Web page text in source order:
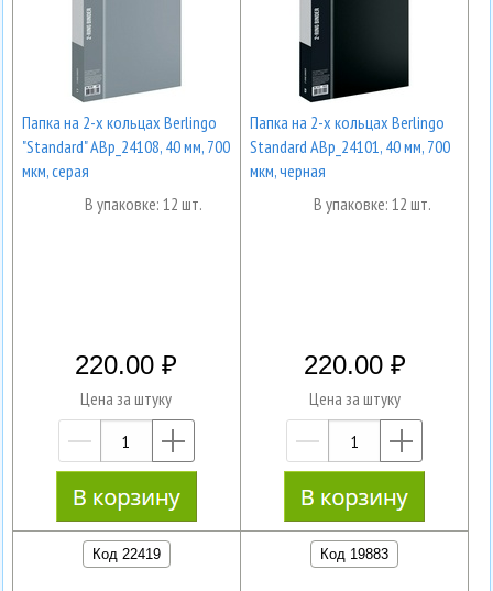
Папка на 2-х кольцах Berlingo
"Standard" ABp_24108, 40 мм, 700
мкм, серая
В упаковке: 12 шт.
220.00
Цена за штуку
—
Папка на 2-х кольцах Berlingo
Standard ABp_24101, 40 мм, 700
мкм, черная
В упаковке: 12 шт.
220.00
Цена за штуку
—
Код 22419 Код 19883